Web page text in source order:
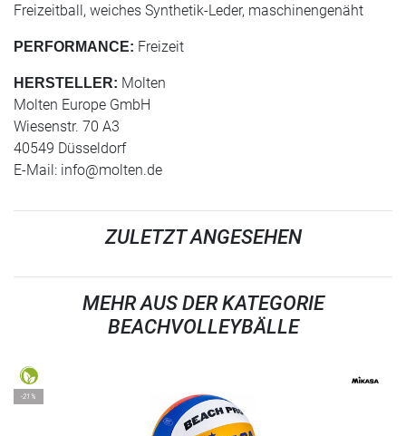
Freizeitball, weiches Synthetik-Leder, maschinengenäht
PERFORMANCE: Freizeit
HERSTELLER: Molten
Molten Europe GmbH
Wiesenstr. 70 A3
40549 Düsseldorf
E-Mail: info@molten.de
ZULETZT ANGESEHEN
MEHR AUS DER KATEGORIE
BEACHVOLLEYBÄLLE
-21%